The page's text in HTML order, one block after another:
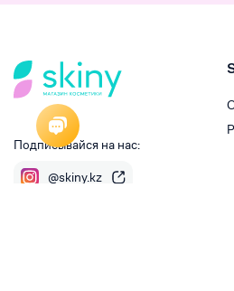
Подписывайся на нас:
@skiny.kz